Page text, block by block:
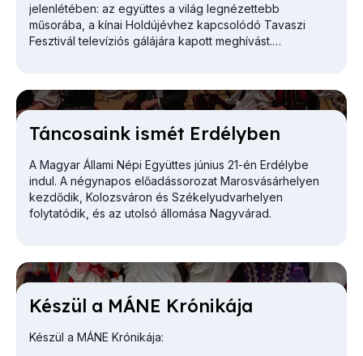
jelenlétében: az együttes a világ legnézettebb
műsorába, a kínai Holdújévhez kapcsolódó Tavaszi
Fesztivál televíziós gálájára kapott meghívást.
Tán­co­sa­ink is­mét Er­dély­ben
A Magyar Állami Népi Együttes június 21-én Erdélybe
indul. A négynapos előadássorozat Marosvásárhelyen
kezdődik, Kolozsváron és Székelyudvarhelyen
folytatódik, és az utolsó állomása Nagyvárad.
Ké­szül a MÁNE Kró­ni­ká­ja
Készül a MÁNE Krónikája: